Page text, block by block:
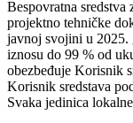
Bespovratna
projektno tehničke
javnoj svojini u 2025.
iznosu do 99 % od
obezbeđuje Korisnik
Korisnik sredstava
Svaka jedinica